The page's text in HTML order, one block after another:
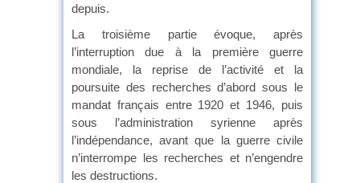
depuis.
La troisième partie évoque, après
l’interruption due à la première guerre
mondiale, la reprise de l’activité et la
poursuite des recherches d’abord sous le
mandat français entre 1920 et 1946, puis
sous l’administration syrienne après
l’indépendance, avant que la guerre civile
n’interrompe les recherches et n’engendre
les destructions.